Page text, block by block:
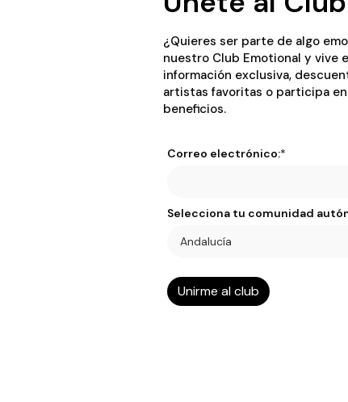
¿Quieres ser parte de algo
nuestro Club Emotional y vive
información exclusiva,
artistas favoritas o participa
beneficios.
Correo electrónico:*
Selecciona tu comunidad